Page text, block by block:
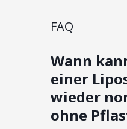
FAQ
Wann
einer
wieder
ohne